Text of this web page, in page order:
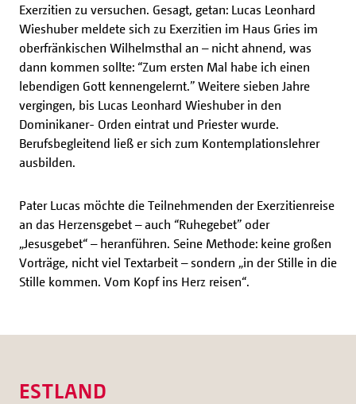
Exerzitien zu versuchen. Gesagt, getan: Lucas Leonhard
Wieshuber meldete sich zu Exerzitien im Haus Gries im
oberfränkischen Wilhelmsthal an – nicht ahnend, was
dann kommen sollte: “Zum ersten Mal habe ich einen
lebendigen Gott kennengelernt.” Weitere sieben Jahre
vergingen, bis Lucas Leonhard Wieshuber in den
Dominikaner- Orden eintrat und Priester wurde.
Berufsbegleitend ließ er sich zum Kontemplationslehrer
ausbilden.
Pater Lucas möchte die Teilnehmenden der Exerzitienreise
an das Herzensgebet – auch “Ruhegebet” oder
„Jesusgebet“ – heranführen. Seine Methode: keine großen
Vorträge, nicht viel Textarbeit – sondern „in der Stille in die
Stille kommen. Vom Kopf ins Herz reisen“.
ESTLAND